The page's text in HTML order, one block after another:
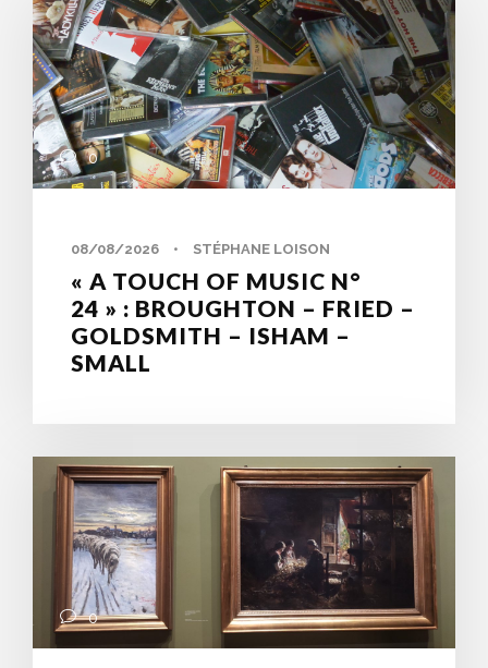
0
08/08/2026 • STÉPHANE LOISON
« A TOUCH OF MUSIC N°
24 » : BROUGHTON – FRIED –
GOLDSMITH – ISHAM –
SMALL
0